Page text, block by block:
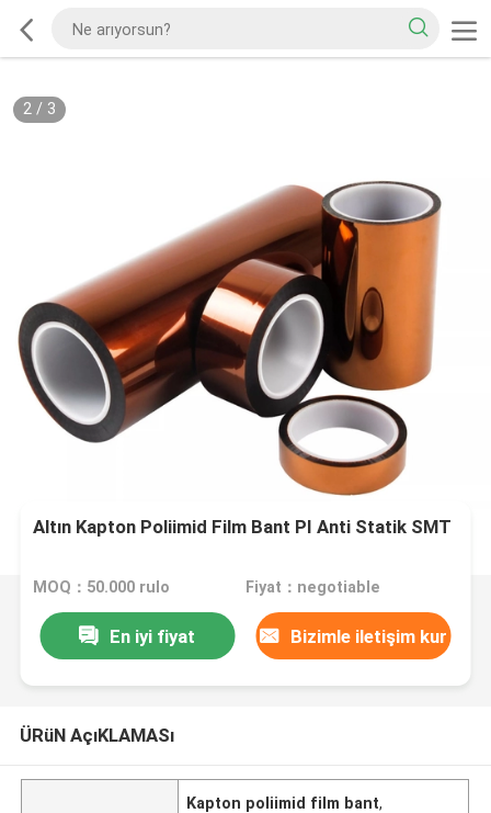
2/ 3
Altın Kapton Poliimid Film Bant PI Anti Statik SMT
MOQ：50.000 rulo Fiyat：negotiable
En iyi fiyat Bizimle iletişim kur
ÜRüN AçıKLAMASı
Kapton poliimid film bant,